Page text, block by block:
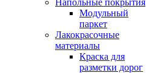
Напольные покрытия
Модульный
паркет
Лакокрасочные
материалы
Краска для
разметки дорог